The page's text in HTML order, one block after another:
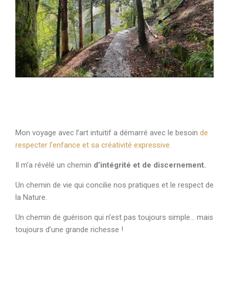
Mon voyage avec l’art intuitif a démarré avec le besoin de
respecter l’enfance et sa créativité expressive.
Il m’a révélé un chemin d’intégrité et de discernement.
Un chemin de vie qui concilie nos pratiques et le respect de
la Nature.
Un chemin de guérison qui n’est pas toujours simple… mais
toujours d’une grande richesse !